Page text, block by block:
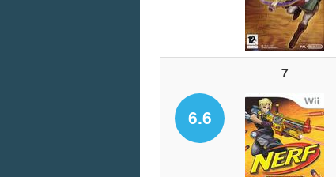
7
6.6